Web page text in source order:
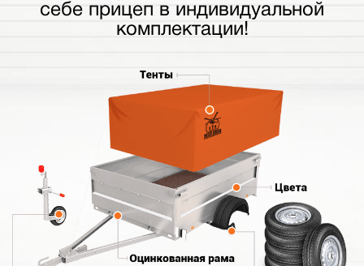
себе прицеп в индивидуальной
комплектации!